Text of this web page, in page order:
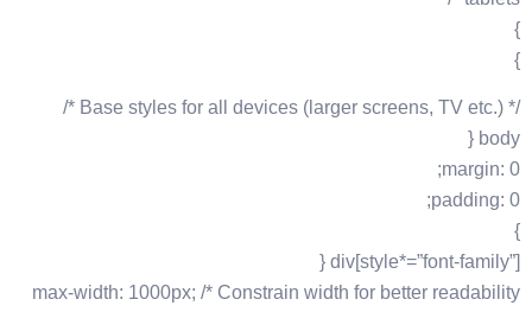
}
}
/* Base styles for all devices (larger screens, TV etc.) */
body {
margin: 0;
padding: 0;
}
div[style*=”font-family”] {
max-width: 1000px; /* Constrain width for better readability